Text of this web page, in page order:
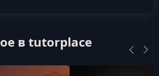
в tutorplace